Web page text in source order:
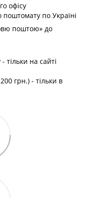
офісу
по Україні
поштою» до
тільки на сайті
грн.) - тільки в